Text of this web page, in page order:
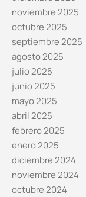
noviembre 2025
octubre 2025
septiembre 2025
agosto 2025
julio 2025
junio 2025
mayo 2025
abril 2025
febrero 2025
enero 2025
diciembre 2024
noviembre 2024
octubre 2024